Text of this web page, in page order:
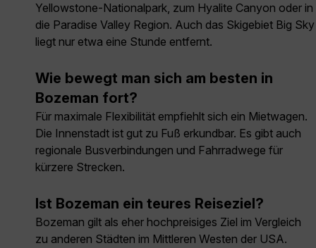
Yellowstone-Nationalpark, zum Hyalite Canyon oder in
die Paradise Valley Region. Auch das Skigebiet Big Sky
liegt nur etwa eine Stunde entfernt.
Wie bewegt man sich am besten in
Bozeman fort?
Für maximale Flexibilität empfiehlt sich ein Mietwagen.
Die Innenstadt ist gut zu Fuß erkundbar. Es gibt auch
regionale Busverbindungen und Fahrradwege für
kürzere Strecken.
Ist Bozeman ein teures Reiseziel?
Bozeman gilt als eher hochpreisiges Ziel im Vergleich
zu anderen Städten im Mittleren Westen der USA.